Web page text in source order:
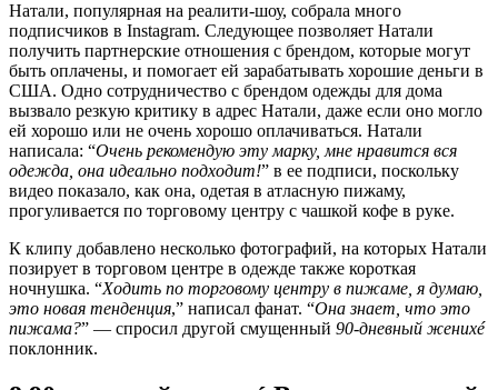
Натали, популярная на реалити-шоу, собрала много
подписчиков в Instagram. Следующее позволяет Натали
получить партнерские отношения с брендом, которые могут
быть оплачены, и помогает ей зарабатывать хорошие деньги в
США. Одно сотрудничество с брендом одежды для дома
вызвало резкую критику в адрес Натали, даже если оно могло
ей хорошо или не очень хорошо оплачиваться. Натали
написала: “Очень рекомендую эту марку, мне нравится вся
одежда, она идеально подходит!” в ее подписи, поскольку
видео показало, как она, одетая в атласную пижаму,
прогуливается по торговому центру с чашкой кофе в руке.
К клипу добавлено несколько фотографий, на которых Натали
позирует в торговом центре в одежде также короткая
ночнушка. “Ходить по торговому центру в пижаме, я думаю,
это новая тенденция,” написал фанат. “Она знает, что это
пижама?” — спросил другой смущенный 90-дневный женихé
поклонник.